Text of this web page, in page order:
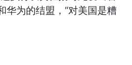
华为的结盟，“对美国是糟